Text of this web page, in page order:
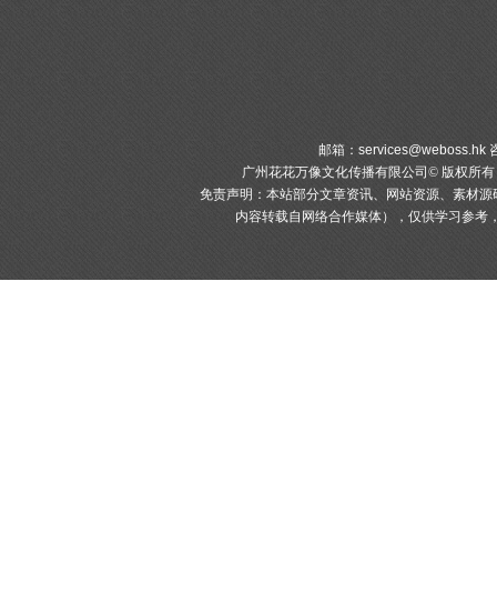
邮箱：services@weboss.hk
广州花花万像文化传播有限公司© 版权所有
免责声明：本站部分文章资讯、网站资源、素材
内容转载自网络合作媒体），仅供学习参